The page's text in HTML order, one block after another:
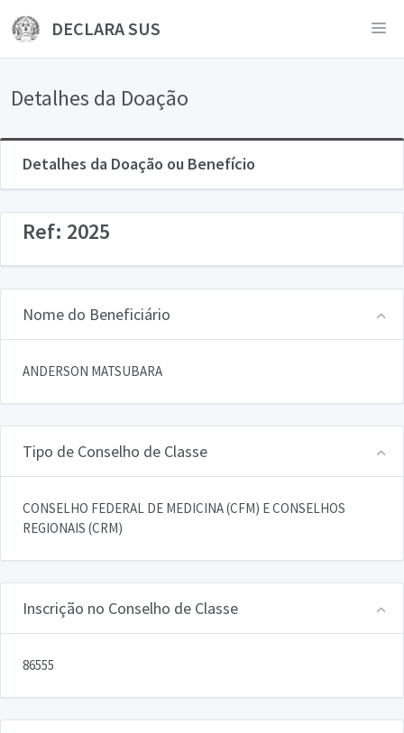
DECLARA SUS
Detalhes da Doação
Detalhes da Doação ou Benefício
Ref: 2025
Nome do Beneficiário
ANDERSON MATSUBARA
Tipo de Conselho de Classe
CONSELHO FEDERAL DE MEDICINA (CFM) E CONSELHOS
REGIONAIS (CRM)
Inscrição no Conselho de Classe
86555